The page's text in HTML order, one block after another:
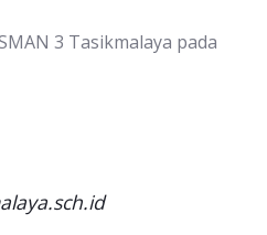
3 Tasikmalaya pada